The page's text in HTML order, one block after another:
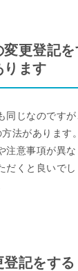
更登記
ります
同じなのです
法があります
注意事項が異
だくと良いで
記をする